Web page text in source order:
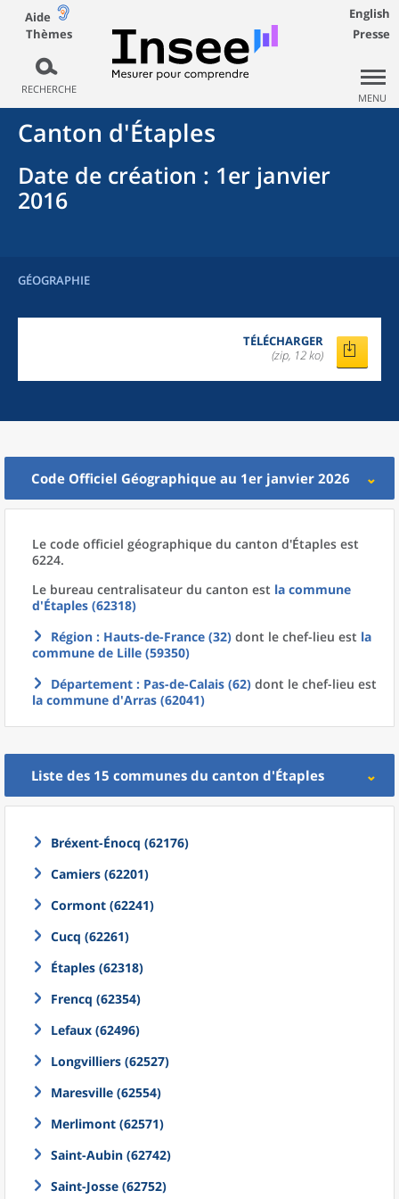
Aide
Thèmes
RECHERCHE
English
Presse
MENU
Canton d'Étaples
Date de création : 1er janvier
2016
GÉOGRAPHIE
TÉLÉCHARGER
(zip, 12 ko)
Code Officiel Géographique au 1er janvier 2026
Le code officiel géographique du canton d'Étaples est
6224.
Le bureau centralisateur du canton est la commune
d'Étaples (62318)
Région : Hauts-de-France (32) dont le chef-lieu est la
commune de Lille (59350)
Département : Pas-de-Calais (62) dont le chef-lieu est
la commune d'Arras (62041)
Liste des 15 communes du canton d'Étaples
Bréxent-Énocq (62176)
Camiers (62201)
Cormont (62241)
Cucq (62261)
Étaples (62318)
Frencq (62354)
Lefaux (62496)
Longvilliers (62527)
Maresville (62554)
Merlimont (62571)
Saint-Aubin (62742)
Saint-Josse (62752)